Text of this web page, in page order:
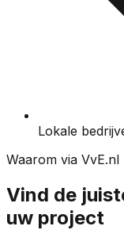
Lokale
Waarom via VvE.nl
Vind de
uw project